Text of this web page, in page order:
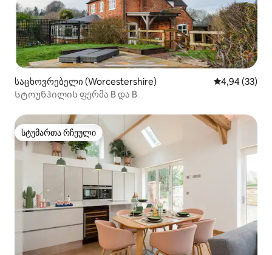
საცხოვრებელი (Worcestershire) საშუალო
4,94 (33)
Სტოუნჰილის ფერმა B და B
სტუმართა რჩეული
სტუმართა რჩეული